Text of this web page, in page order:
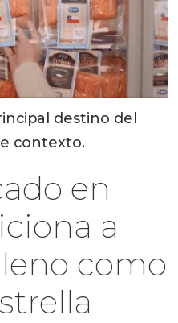
destino del
contexto.
en
a
como